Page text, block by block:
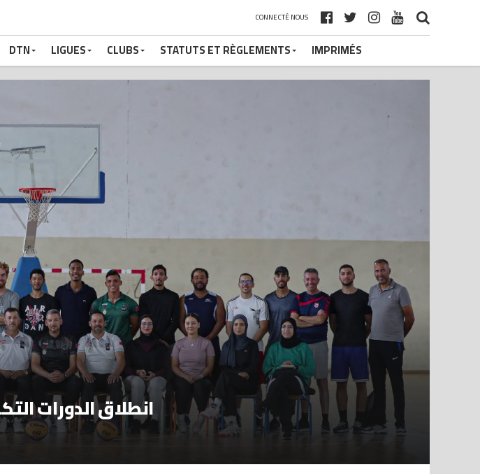
CONNECTÉ NOUS
DTN LIGUES CLUBS STATUTS ET RÈGLEMENTS
IMPRIMÉS
انطلاق الدورات